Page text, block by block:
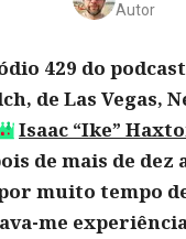
Autor
429 do
de Las Vegas,
Isaac “Ike”
de mais de dez
muito tempo
me